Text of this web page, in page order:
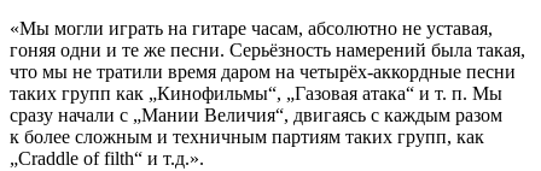
«Мы могли играть на гитаре часам, абсолютно не уставая,
гоняя одни и те же песни. Серьёзность намерений была такая,
что мы не тратили время даром на четырёх-аккордные песни
таких групп как „Кинофильмы“, „Газовая атака“ и т. п. Мы
сразу начали с „Мании Величия“, двигаясь с каждым разом
к более сложным и техничным партиям таких групп, как
„Craddle of filth“ и т.д.».